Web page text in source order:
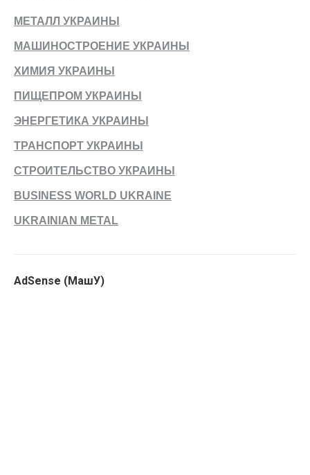
МЕТАЛЛ УКРАИНЫ
МАШИНОСТРОЕНИЕ УКРАИНЫ
ХИМИЯ УКРАИНЫ
ПИЩЕПРОМ УКРАИНЫ
ЭНЕРГЕТИКА УКРАИНЫ
ТРАНСПОРТ УКРАИНЫ
СТРОИТЕЛЬСТВО УКРАИНЫ
BUSINESS WORLD UKRAINE
UKRAINIAN METAL
AdSense (МашУ)